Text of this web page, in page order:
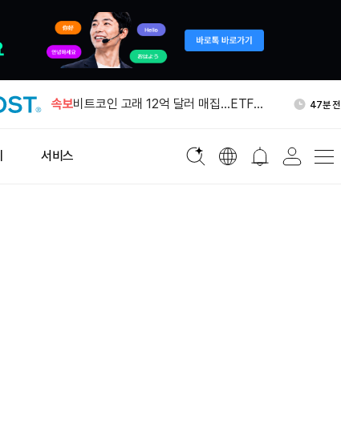
속보
일본 금융청·경찰청, 암호화폐 거래소에
비트코인 고래 12억 달러 매집…ETF에
47분 전
서비스